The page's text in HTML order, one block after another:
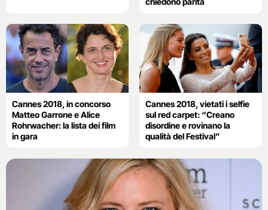
Cannes 2018, in concorso
Matteo Garrone e Alice
Rohrwacher: la lista dei film
in gara
Cannes 2018, vietati i selfie
sul red carpet: “Creano
disordine e rovinano la
qualità del Festival”